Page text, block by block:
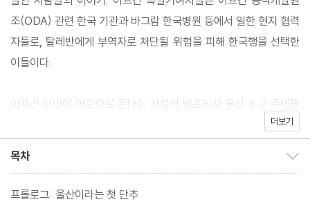
조(ODA) 관련 한국 기관과 바그람 한국병원 등에서 일한 현지 협력
자들로, 탈레반에게 부역자로 처단될 위험을 피해 한국행을 선택한
이들이다.
아프간 난민이 이웃으로 온다는 사실이 발표되자 울산 동구 주민들
에게 미라클 작전의 감동은 충격으로 바뀐다. 난민이 내 이웃이 될
학부모들은 ‘난민 입학 반대’ 현수막을 든 채 밤 11시까지 시위를 벌
이기도 했고, 교사들은 학교를 그만두려고도 하였다. 그로부터 1년
더보기
목차
프롤로그: 울산이라는 첫 단추